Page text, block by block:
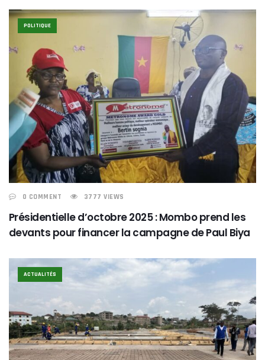
POLITIQUE
0 COMMENT 3777 VIEWS
Présidentielle d’octobre 2025 : Mombo prend les
devants pour financer la campagne de Paul Biya
ACTUALITÉS